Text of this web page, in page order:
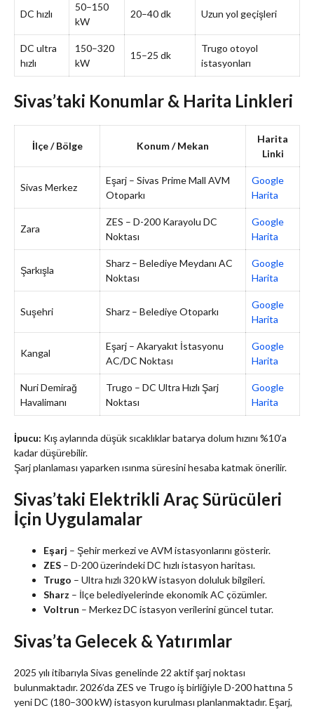
DC hızlı
50–150
kW
20–40 dk Uzun yol geçişleri
DC ultra
hızlı
150–320
kW
15–25 dk
Trugo otoyol
istasyonları
Sivas’taki Konumlar & Harita Linkleri
İlçe / Bölge Konum / Mekan
Harita
Linki
Sivas Merkez
Eşarj – Sivas Prime Mall AVM
Otoparkı
Google
Harita
Zara
ZES – D-200 Karayolu DC
Noktası
Google
Harita
Şarkışla
Sharz – Belediye Meydanı AC
Noktası
Google
Harita
Suşehri Sharz – Belediye Otoparkı
Google
Harita
Kangal
Eşarj – Akaryakıt İstasyonu
AC/DC Noktası
Google
Harita
Nuri Demirağ
Havalimanı
Trugo – DC Ultra Hızlı Şarj
Noktası
Google
Harita
İpucu: Kış aylarında düşük sıcaklıklar batarya dolum hızını %10’a
kadar düşürebilir.
Şarj planlaması yaparken ısınma süresini hesaba katmak önerilir.
Sivas’taki Elektrikli Araç Sürücüleri
İçin Uygulamalar
Eşarj – Şehir merkezi ve AVM istasyonlarını gösterir.
ZES – D-200 üzerindeki DC hızlı istasyon haritası.
Trugo – Ultra hızlı 320 kW istasyon doluluk bilgileri.
Sharz – İlçe belediyelerinde ekonomik AC çözümler.
Voltrun – Merkez DC istasyon verilerini güncel tutar.
Sivas’ta Gelecek & Yatırımlar
2025 yılı itibarıyla Sivas genelinde 22 aktif şarj noktası
bulunmaktadır. 2026’da ZES ve Trugo iş birliğiyle D-200 hattına 5
yeni DC (180–300 kW) istasyon kurulması planlanmaktadır. Eşarj,